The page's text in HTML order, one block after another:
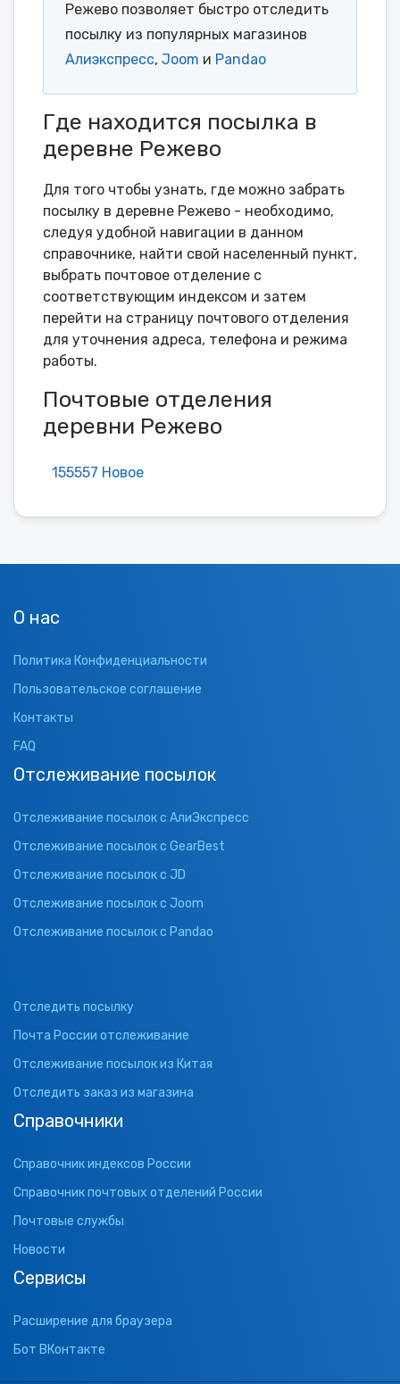
Режево позволяет быстро отследить
посылку из популярных магазинов
Алиэкспресс, Joom и Pandao
Где находится посылка в
деревне Режево
Для того чтобы узнать, где можно забрать
посылку в деревне Режево - необходимо,
следуя удобной навигации в данном
справочнике, найти свой населенный пункт,
выбрать почтовое отделение с
соответствующим индексом и затем
перейти на страницу почтового отделения
для уточнения адреса, телефона и режима
работы.
Почтовые отделения
деревни Режево
155557 Новое
О нас
Политика Конфиденциальности
Пользовательское соглашение
Контакты
FAQ
Отслеживание посылок
Отслеживание посылок с АлиЭкспресс
Отслеживание посылок с GearBest
Отслеживание посылок с JD
Отслеживание посылок с Joom
Отслеживание посылок с Pandao
Отследить посылку
Почта России отслеживание
Отслеживание посылок из Китая
Отследить заказ из магазина
Справочники
Справочник индексов России
Справочник почтовых отделений России
Почтовые службы
Новости
Сервисы
Расширение для браузера
Бот ВКонтакте